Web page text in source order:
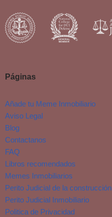
Páginas
Añade tu Meme Inmobiliario
Aviso Legal
Blog
Contactanos
FAQ
Libros recomendados
Memes Inmobiliarios
Perito Judicial de la construcción
Perito Judicial Inmobiliario
Politica de Privacidad